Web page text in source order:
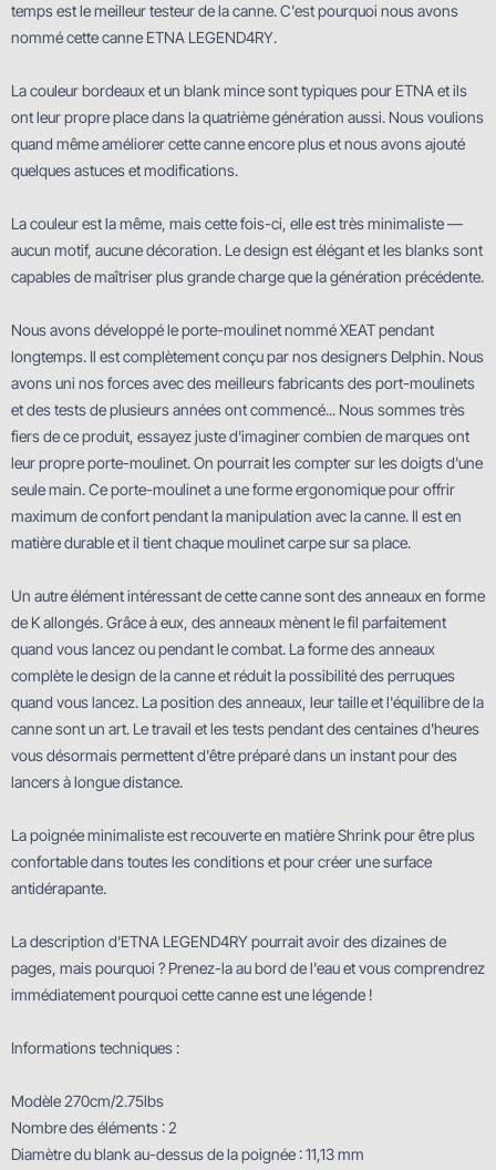
temps est le meilleur testeur de la canne. C'est pourquoi nous avons
nommé cette canne ETNA LEGEND4RY.
La couleur bordeaux et un blank mince sont typiques pour ETNA et ils
ont leur propre place dans la quatrième génération aussi. Nous voulions
quand même améliorer cette canne encore plus et nous avons ajouté
quelques astuces et modifications.
La couleur est la même, mais cette fois-ci, elle est très minimaliste —
aucun motif, aucune décoration. Le design est élégant et les blanks sont
capables de maîtriser plus grande charge que la génération précédente.
Nous avons développé le porte-moulinet nommé XEAT pendant
longtemps. Il est complètement conçu par nos designers Delphin. Nous
avons uni nos forces avec des meilleurs fabricants des port-moulinets
et des tests de plusieurs années ont commencé... Nous sommes très
fiers de ce produit, essayez juste d'imaginer combien de marques ont
leur propre porte-moulinet. On pourrait les compter sur les doigts d'une
seule main. Ce porte-moulinet a une forme ergonomique pour offrir
maximum de confort pendant la manipulation avec la canne. Il est en
matière durable et il tient chaque moulinet carpe sur sa place.
Un autre élément intéressant de cette canne sont des anneaux en forme
de K allongés. Grâce à eux, des anneaux mènent le fil parfaitement
quand vous lancez ou pendant le combat. La forme des anneaux
complète le design de la canne et réduit la possibilité des perruques
quand vous lancez. La position des anneaux, leur taille et l'équilibre de la
canne sont un art. Le travail et les tests pendant des centaines d'heures
vous désormais permettent d'être préparé dans un instant pour des
lancers à longue distance.
La poignée minimaliste est recouverte en matière Shrink pour être plus
confortable dans toutes les conditions et pour créer une surface
antidérapante.
La description d'ETNA LEGEND4RY pourrait avoir des dizaines de
pages, mais pourquoi ? Prenez-la au bord de l'eau et vous comprendrez
immédiatement pourquoi cette canne est une légende !
Informations techniques :
Modèle 270cm/2.75lbs
Nombre des éléments : 2
Diamètre du blank au-dessus de la poignée : 11,13 mm